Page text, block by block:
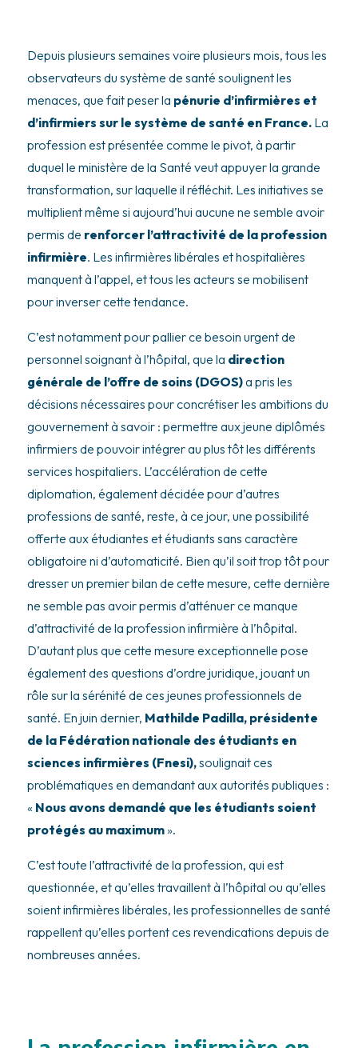
Depuis plusieurs semaines voire plusieurs mois, tous les
observateurs du système de santé soulignent les
menaces, que fait peser la pénurie d’infirmières et
d’infirmiers sur le système de santé en France.La
profession est présentée comme le pivot, à partir
duquel le ministère de la Santé veut appuyer la grande
transformation, sur laquelle il réfléchit. Les initiatives se
multiplient même si aujourd’hui aucune ne semble avoir
permis de renforcer l’attractivité de la profession
infirmière. Les infirmières libérales et hospitalières
manquent à l’appel, et tous les acteurs se mobilisent
pour inverser cette tendance.
C’est notamment pour pallier ce besoin urgent de
personnel soignant à l’hôpital, que la direction
générale de l’offre de soins (DGOS)a pris les
décisions nécessaires pour concrétiser les ambitions du
gouvernement à savoir : permettre aux jeune diplômés
infirmiers de pouvoir intégrer au plus tôt les différents
services hospitaliers. L’accélération de cette
diplomation, également décidée pour d’autres
professions de santé, reste, à ce jour, une possibilité
offerte aux étudiantes et étudiants sans caractère
obligatoire ni d’automaticité. Bien qu’il soit trop tôt pour
dresser un premier bilan de cette mesure, cette dernière
ne semble pas avoir permis d’atténuer ce manque
d’attractivité de la profession infirmière à l’hôpital.
D’autant plus que cette mesure exceptionnelle pose
également des questions d’ordre juridique, jouant un
rôle sur la sérénité de ces jeunes professionnels de
santé. En juin dernier, Mathilde Padilla, présidente
de la Fédération nationale des étudiants en
sciences infirmières (Fnesi),soulignait ces
problématiques en demandant aux autorités publiques :
« Nous avons demandé que les étudiants soient
protégés au maximum ».
C’est toute l’attractivité de la profession, qui est
questionnée, et qu’elles travaillent à l’hôpital ou qu’elles
soient infirmières libérales, les professionnelles de santé
rappellent qu’elles portent ces revendications depuis de
nombreuses années.